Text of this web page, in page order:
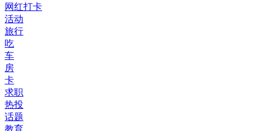
网红打卡
活动
旅行
吃
车
房
卡
求职
热投
话题
教育